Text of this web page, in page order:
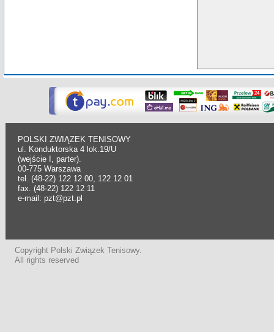
POLSKI ZWIĄZEK TENISOWY
ul. Konduktorska 4 lok.19/U
(wejście I, parter).
00-775 Warszawa
tel. (48-22) 122 12 00, 122 12 01
fax. (48-22) 122 12 11
e-mail: pzt@pzt.pl
Copyright Polski Związek Tenisowy.
All rights reserved